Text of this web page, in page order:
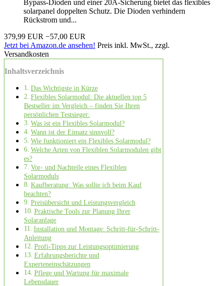
Bypass-Dioden und einer 20A-Sicherung bietet das flexibles
solarpanel doppelten Schutz. Die Dioden verhindern
Rückstrom und...
379,99 EUR −57,00 EUR
Jetzt bei Amazon.de ansehen! Preis inkl. MwSt., zzgl.
Versandkosten
Inhaltsverzeichnis
Das Wichtigste in Kürze
Flexibles Solarmodul: Die aktuellen top 5
Bestseller im Vergleich – finden Sie Ihren
persönlichen Testsieger:
Was ist ein Flexibles Solarmodul?
Wann ist der Einsatz sinnvoll?
Wie funktioniert ein Flexibles Solarmodul?
Welche Arten von Flexiblen Solarmodulen gibt
es?
Vor- und Nachteile eines Flexiblen
Solarmoduls
Kaufberatung: Was sollte ich beim Kauf
beachten?
Preisübersicht und Leistungsvergleich
Praktische Tools zur Planung Ihrer
Solaranlage
Installation und Montage: Schritt-für-Schritt-
Anleitung
Profi-Tipps zur Leistungsoptimierung
Erfahrungsberichte und
Experteneinschätzungen
Pflege und Wartung für maximale
Lebensdauer